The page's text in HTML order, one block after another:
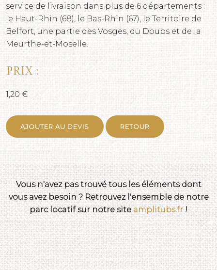
service de livraison dans plus de 6 départements :
le Haut-Rhin (68), le Bas-Rhin (67), le Territoire de
Belfort, une partie des Vosges, du Doubs et de la
Meurthe-et-Moselle.
Prix :
1,20 €
AJOUTER AU DEVIS RETOUR
Vous n'avez pas trouvé tous les éléments dont
vous avez besoin ? Retrouvez l'ensemble de notre
parc locatif sur notre siteamplitubs.fr !